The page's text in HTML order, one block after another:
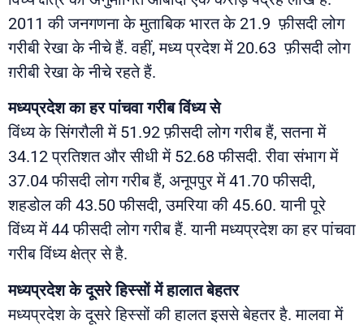
2011 की जनगणना के मुताबिक भारत के 21.9 फ़ीसदी लोग
गरीबी रेखा के नीचे हैं. वहीं, मध्य प्रदेश में 20.63 फ़ीसदी लोग
ग़रीबी रेखा के नीचे रहते हैं.
मध्यप्रदेश का हर पांचवा गरीब विंध्य से
विंध्य के सिंगरौली में 51.92 फ़ीसदी लोग गरीब हैं, सतना में
34.12 प्रतिशत और सीधी में 52.68 फीसदी. रीवा संभाग में
37.04 फीसदी लोग गरीब हैं, अनूपपुर में 41.70 फीसदी,
शहडोल की 43.50 फीसदी, उमरिया की 45.60. यानी पूरे
विंध्य में 44 फीसदी लोग गरीब हैं. यानी मध्यप्रदेश का हर पांचवा
गरीब विंध्य क्षेत्र से है.
मध्यप्रदेश के दूसरे हिस्सों में हालात बेहतर
मध्यप्रदेश के दूसरे हिस्सों की हालत इससे बेहतर है. मालवा में